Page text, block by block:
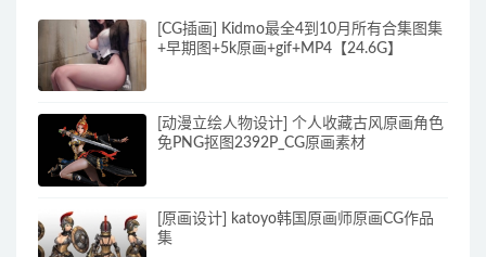
[CG插画] Kidmo最全4到10月所有合集图集
+早期图+5k原画+gif+MP4【24.6G】
[动漫立绘人物设计] 个人收藏古风原画角色
免PNG抠图2392P_CG原画素材
[原画设计] katoyo韩国原画师原画CG作品
集